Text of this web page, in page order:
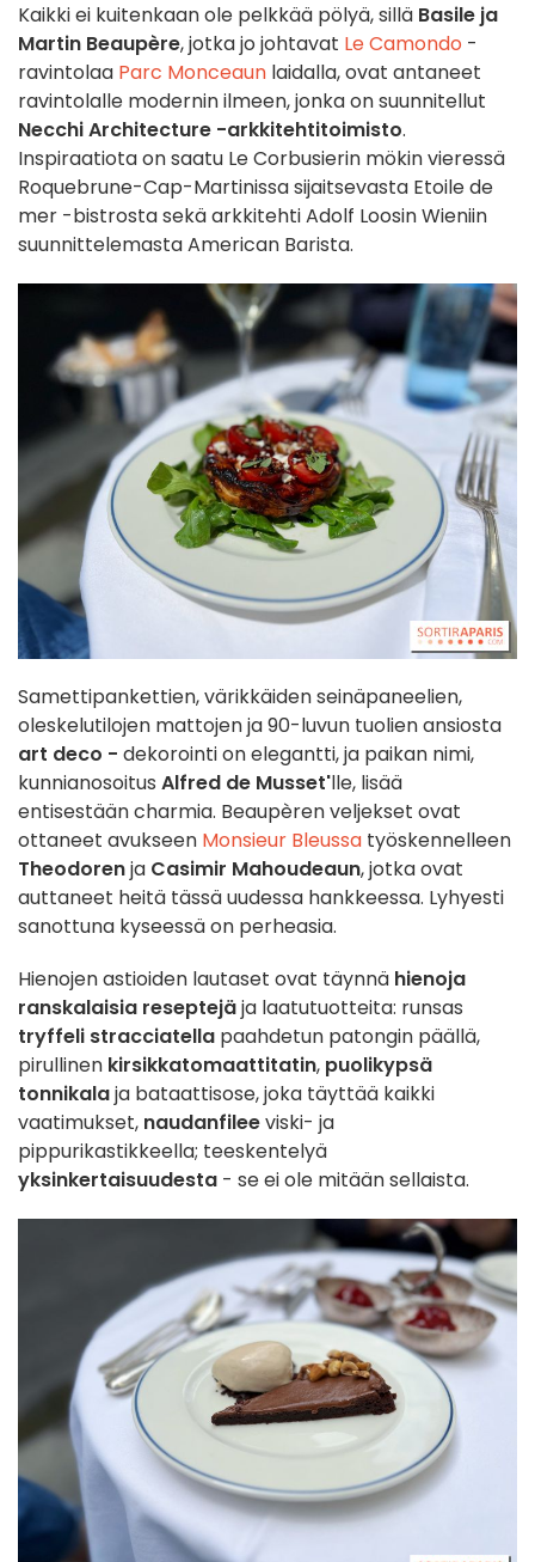
Kaikki ei kuitenkaan ole pelkkää pölyä, sillä Basile ja
Martin Beaupère, jotka jo johtavat Le Camondo -
ravintolaa Parc Monceaun laidalla, ovat antaneet
ravintolalle modernin ilmeen, jonka on suunnitellut
Necchi Architecture -arkkitehtitoimisto.
Inspiraatiota on saatu Le Corbusierin mökin vieressä
Roquebrune-Cap-Martinissa sijaitsevasta Etoile de
mer -bistrosta sekä arkkitehti Adolf Loosin Wieniin
suunnittelemasta American Barista.
Samettipankettien, värikkäiden seinäpaneelien,
oleskelutilojen mattojen ja 90-luvun tuolien ansiosta
art deco - dekorointi on elegantti, ja paikan nimi,
kunnianosoitus Alfred de Musset'lle, lisää
entisestään charmia. Beaupèren veljekset ovat
ottaneet avukseen Monsieur Bleussa työskennelleen
Theodorenja Casimir Mahoudeaun, jotka ovat
auttaneet heitä tässä uudessa hankkeessa. Lyhyesti
sanottuna kyseessä on perheasia.
Hienojen astioiden lautaset ovat täynnä hienoja
ranskalaisia reseptejäja laatutuotteita: runsas
tryffeli stracciatella paahdetun patongin päällä,
pirullinen kirsikkatomaattitatin, puolikypsä
tonnikalaja bataattisose, joka täyttää kaikki
vaatimukset, naudanfileeviski- ja
pippurikastikkeella; teeskentelyä
yksinkertaisuudesta - se ei ole mitään sellaista.